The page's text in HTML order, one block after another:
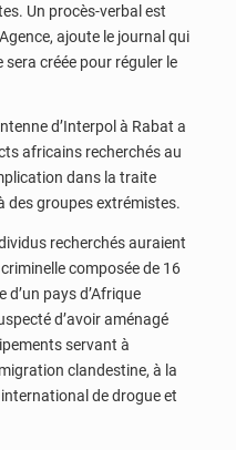
Un procès-verbal est
ajoute le journal qui
sera créée pour réguler le
d’Interpol à Rabat a
africains recherchés au
dans la traite
des groupes extrémistes.
recherchés auraient
composée de 16
d’un pays d’Afrique
d’avoir aménagé
servant à
clandestine, à la
de drogue et